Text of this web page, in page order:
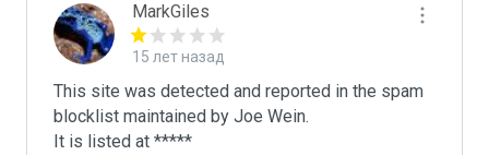
MarkGiles
15 лет назад
This site was detected and reported in the spam
blocklist maintained by Joe Wein.
It is listed at *****